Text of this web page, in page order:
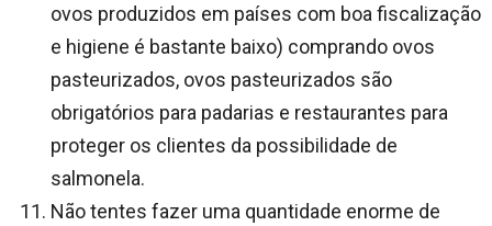
ovos produzidos em países com boa fiscalização
e higiene é bastante baixo) comprando ovos
pasteurizados, ovos pasteurizados são
obrigatórios para padarias e restaurantes para
proteger os clientes da possibilidade de
salmonela.
Não tentes fazer uma quantidade enorme de